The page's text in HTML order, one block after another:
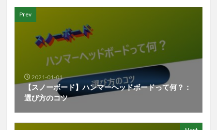
Prev
2021-01-01
【スノーボード】ハンマーヘッドボードって何？：
選び方のコツ